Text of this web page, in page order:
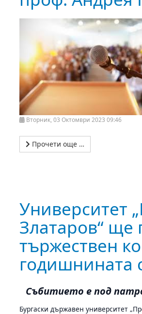
Вторник, 03 Октомври 2023 09:46
Прочети още …
Университет
Златаров“ ще
тържествен
годишнината
Събитието е под
Бургаски държавен университет